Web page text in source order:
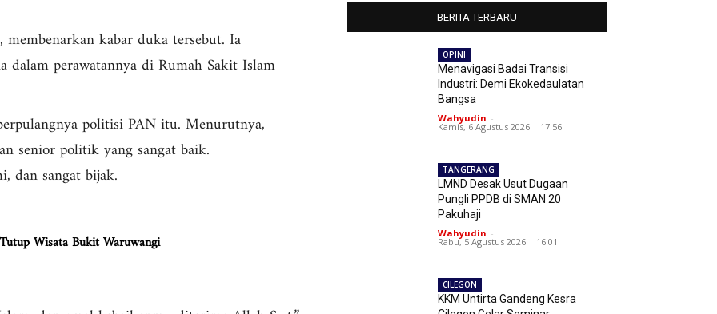
kabar duka tersebut. Ia
perawatannya di Rumah Sakit Islam
politisi PAN itu. Menurutnya,
senior politik yang sangat baik.
dan sangat bijak.
Wisata Bukit Waruwangi
BERITA TERBARU
OPINI
Menavigasi Badai Transisi
Industri: Demi Ekokedaulatan
Bangsa
Wahyudin -
Kamis, 6 Agustus 2026 | 17:56
TANGERANG
LMND Desak Usut Dugaan
Pungli PPDB di SMAN 20
Pakuhaji
Wahyudin -
Rabu, 5 Agustus 2026 | 16:01
CILEGON
KKM Untirta Gandeng Kesra